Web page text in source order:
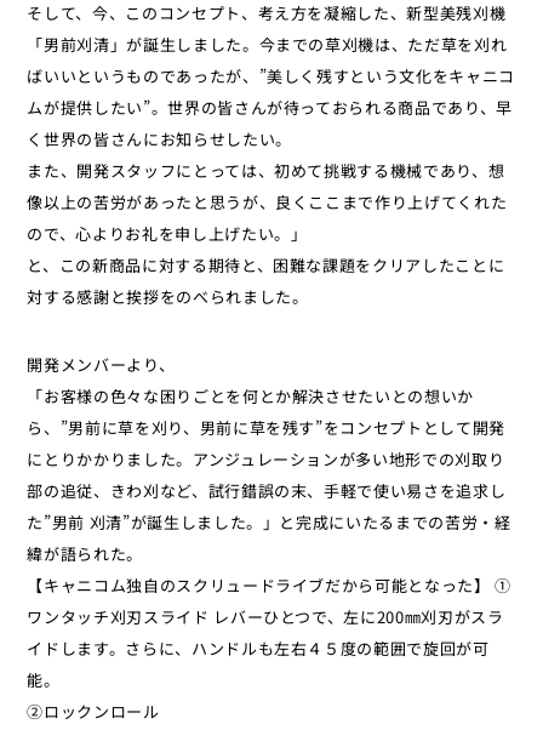
そして、今、このコンセプト、考え方を凝縮した、新型美残刈機
「男前刈清」が誕生しました。今までの草刈機は、ただ草を刈れ
ばいいというものであったが、”美しく残すという文化をキャニコ
ムが提供したい”。世界の皆さんが待っておられる商品であり、早
く世界の皆さんにお知らせしたい。
また、開発スタッフにとっては、初めて挑戦する機械であり、想
像以上の苦労があったと思うが、良くここまで作り上げてくれた
ので、心よりお礼を申し上げたい。」
と、この新商品に対する期待と、困難な課題をクリアしたことに
対する感謝と挨拶をのべられました。
開発メンバーより、
「お客様の色々な困りごとを何とか解決させたいとの想いか
ら、”男前に草を刈り、男前に草を残す”をコンセプトとして開発
にとりかかりました。アンジュレーションが多い地形での刈取り
部の追従、きわ刈など、試行錯誤の末、手軽で使い易さを追求し
た”男前 刈清”が誕生しました。」と完成にいたるまでの苦労・経
緯が語られた。
【キャニコム独自のスクリュードライブだから可能となった】 ①
ワンタッチ刈刃スライド レバーひとつで、左に200㎜刈刃がスラ
イドします。さらに、ハンドルも左右４５度の範囲で旋回が可
能。
②ロックンロール